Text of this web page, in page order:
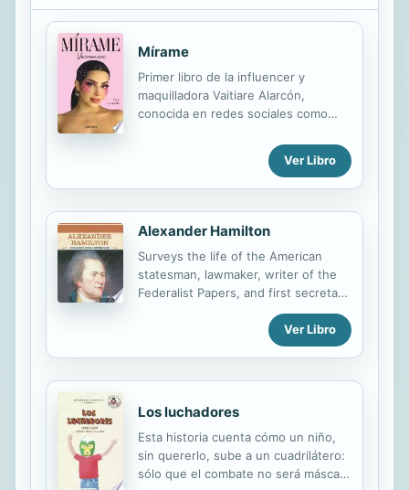
Mírame
Primer libro de la influencer y
maquilladora Vaitiare Alarcón,
conocida en redes sociales como
SIN NADA QUE ESCONDER La
influencer y maquilladora Vaimonroe
desclasifica parte de su historia
contratiempos, la llevó a ser quien es
hoy: alguien feliz, conforme con sus
decisiones, orgullosa de sus
orígenes y motivada por su gran
pasión, el maquillaje. Mírame es un
relato que nos invita a buscar
nuestra identidad, a cuidar nuestra
salud mental; a restarle importancia a
Ver Libro
Alexander Hamilton
Surveys the life of the American
statesman, lawmaker, writer of the
Federalist Papers, and first secretary
of treasury under George
Ver Libro
Los luchadores
Esta historia cuenta cómo un niño,
sin quererlo, sube a un cuadrilátero:
sólo que el combate no será máscara